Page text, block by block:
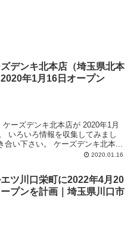
デンキ北本店（埼玉県北本
年1月16日オープン
た。 よろしければ最後までお付き合い下さい。 ケーズデンキ北本...
2020.01.16
ツ川口栄町に2022年4月20
ープンを計画｜埼玉県川口市